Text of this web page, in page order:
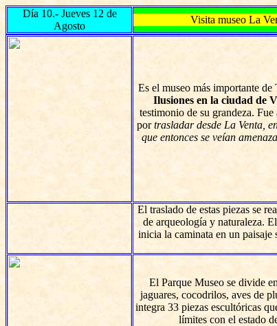
Día 10.- Jueves 12 de
Agosto
Visita museo La
Es el museo más importante
Ilusiones en la ciudad de
testimonio de su grandeza.
portrasladar desde La Venta,
que entonces se veían
El traslado de estas piezas se
de arqueología y naturaleza.
inicia la caminata en un paisaje
El Parque Museo se divide en
jaguares, cocodrilos, aves de
integra 33 piezas escultóricas
límites con el estado